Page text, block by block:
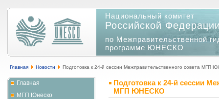
Национальный комитет
Российской
по Межправительственной
программе ЮНЕСКО
Главная Новости Подготовка к 24-й сессии Межправительственного совета МГП
Главная
МГП Юнеско
Подготовка к 24-й сессии
МГП ЮНЕСКО